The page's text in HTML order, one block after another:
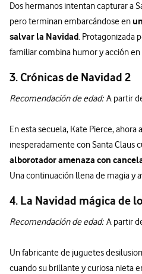
Dos hermanos intentan capturar a
pero terminan embarcándose en
salvar la Navidad. Protagonizada
familiar combina humor y acción
3. Crónicas de Navidad 2
Recomendación de edad:A partir
En esta secuela, Kate Pierce,
inesperadamente con Santa Claus
alborotador amenaza con
Una continuación llena de magia y
4. La Navidad mágica de
Recomendación de edad:A partir
Un fabricante de juguetes
cuando su brillante y curiosa nieta